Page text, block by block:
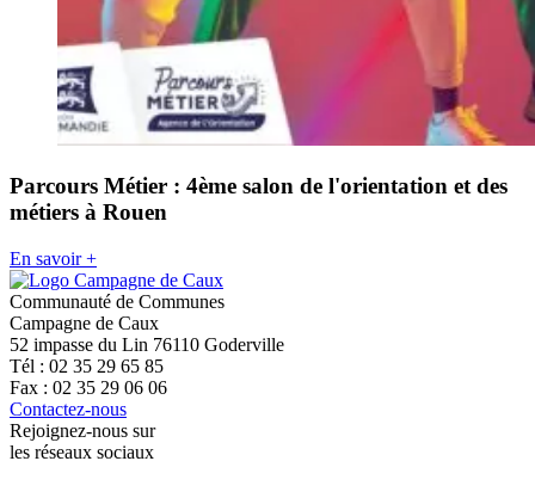
Parcours Métier : 4ème salon de l'orientation et des
métiers à Rouen
En savoir +
Communauté de Communes
Campagne de Caux
52 impasse du Lin 76110 Goderville
Tél : 02 35 29 65 85
Fax : 02 35 29 06 06
Contactez-nous
Rejoignez-nous sur
les réseaux sociaux